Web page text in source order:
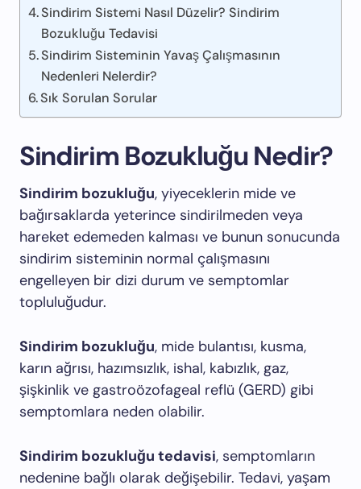
Sindirim Sistemi Nasıl Düzelir? Sindirim
Bozukluğu Tedavisi
Sindirim Sisteminin Yavaş Çalışmasının
Nedenleri Nelerdir?
Sık Sorulan Sorular
Sindirim Bozukluğu Nedir?
Sindirim bozukluğu, yiyeceklerin mide ve
bağırsaklarda yeterince sindirilmeden veya
hareket edemeden kalması ve bunun sonucunda
sindirim sisteminin normal çalışmasını
engelleyen bir dizi durum ve semptomlar
topluluğudur.
Sindirim bozukluğu, mide bulantısı, kusma,
karın ağrısı, hazımsızlık, ishal, kabızlık, gaz,
şişkinlik ve gastroözofageal reflü (GERD) gibi
semptomlara neden olabilir.
Sindirim bozukluğu tedavisi, semptomların
nedenine bağlı olarak değişebilir. Tedavi, yaşam